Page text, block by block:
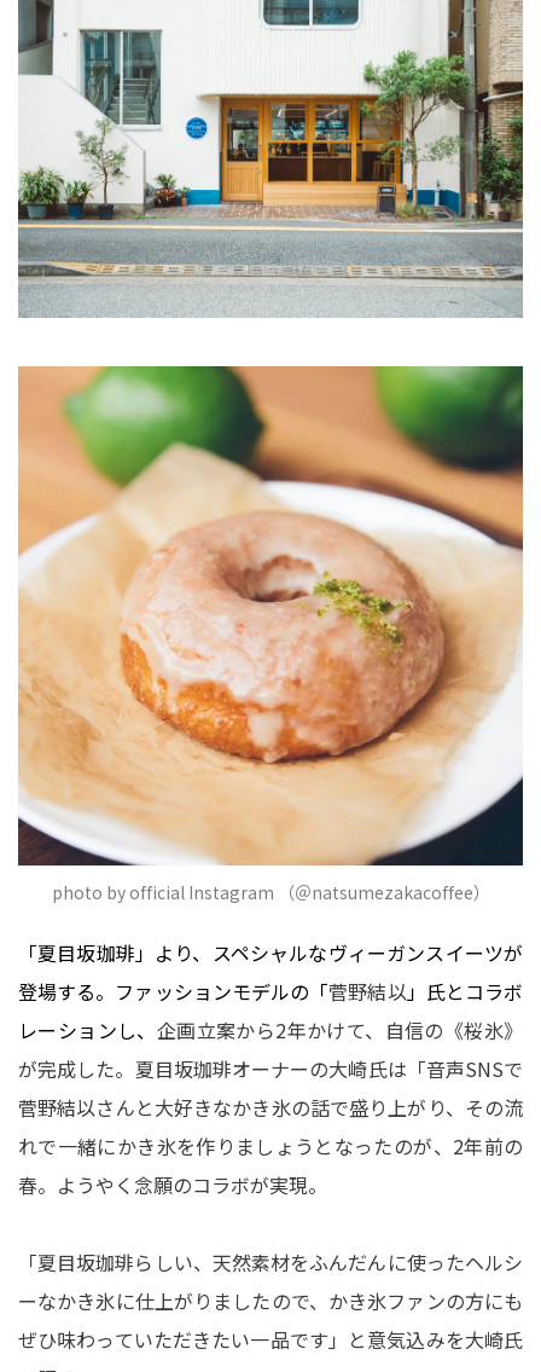
photo by official Instagram （＠natsumezakacoffee）
「夏目坂珈琲」より、スペシャルなヴィーガンスイーツが
登場する。ファッションモデルの「菅野結以」氏とコラボ
レーションし、 企画立案から2年かけて、自信の《桜氷》
が完成した。夏目坂珈琲オーナーの大崎氏は「音声SNSで
菅野結以さんと大好きなかき氷の話で盛り上がり、その流
れで一緒にかき氷を作りましょうとなったのが、2年前の
春。ようやく念願のコラボが実現。
「夏目坂珈琲らしい、天然素材をふんだんに使ったヘルシ
ーなかき氷に仕上がりましたので、かき氷ファンの方にも
ぜひ味わっていただきたい一品です」と意気込みを大崎氏